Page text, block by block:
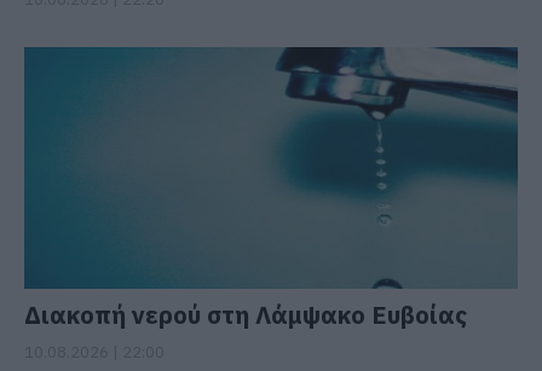
Διακοπή νερού στη Λάμψακο Ευβοίας